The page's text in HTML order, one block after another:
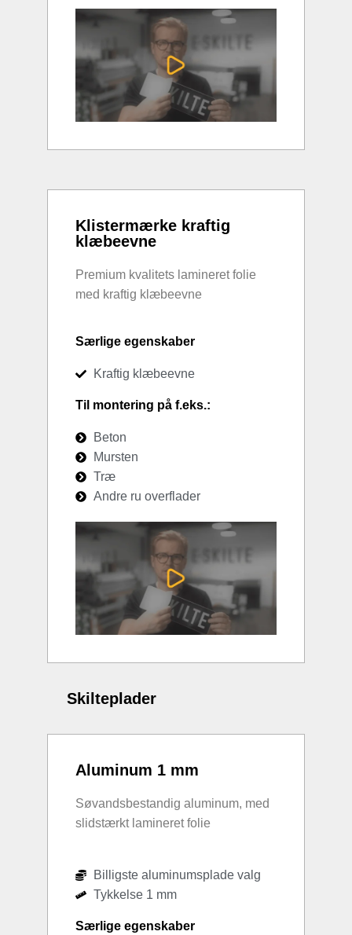
Klistermærke kraftig
klæbeevne
Premium kvalitets lamineret folie
med kraftig klæbeevne
Særlige egenskaber
Kraftig klæbeevne
Til montering på f.eks.:
Beton
Mursten
Træ
Andre ru overflader
Skilteplader
Aluminum 1 mm
Søvandsbestandig aluminum, med
slidstærkt lamineret folie
Billigste aluminumsplade valg
Tykkelse 1 mm
Særlige egenskaber